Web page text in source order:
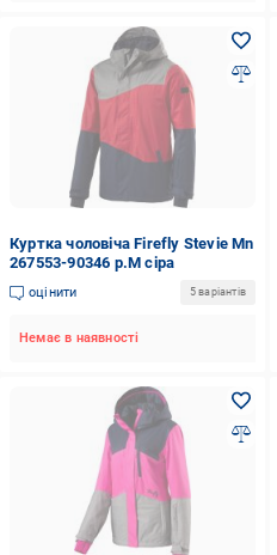
Куртка чоловіча Firefly Stevie Mn
267553-90346 р.M сіра
оцінити 5 варіантів
Немає в наявності